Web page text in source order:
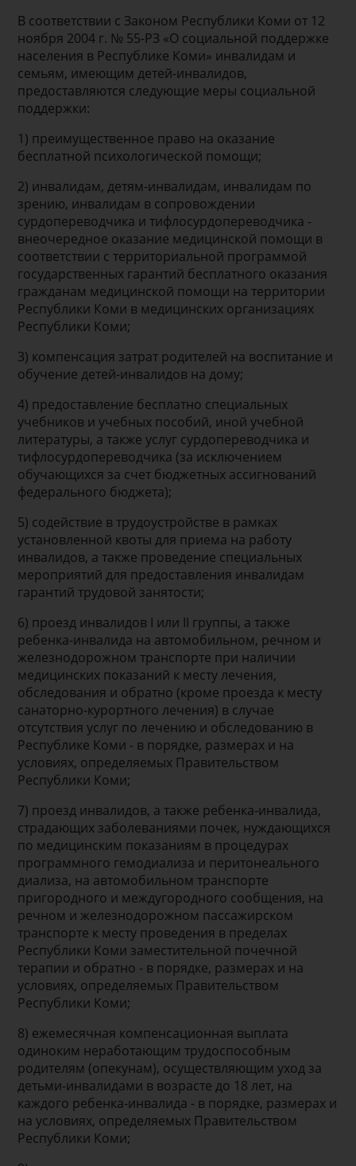
В соответствии с Законом Республики Коми от 12
ноября 2004 г. № 55-РЗ «О социальной поддержке
населения в Республике Коми» инвалидам и
семьям, имеющим детей-инвалидов,
предоставляются следующие меры социальной
поддержки:
1) преимущественное право на оказание
бесплатной психологической помощи;
2) инвалидам, детям-инвалидам, инвалидам по
зрению, инвалидам в сопровождении
сурдопереводчика и тифлосурдопереводчика -
внеочередное оказание медицинской помощи в
соответствии с территориальной программой
государственных гарантий бесплатного оказания
гражданам медицинской помощи на территории
Республики Коми в медицинских организациях
Республики Коми;
3) компенсация затрат родителей на воспитание и
обучение детей-инвалидов на дому;
4) предоставление бесплатно специальных
учебников и учебных пособий, иной учебной
литературы, а также услуг сурдопереводчика и
тифлосурдопереводчика (за исключением
обучающихся за счет бюджетных ассигнований
федерального бюджета);
5) содействие в трудоустройстве в рамках
установленной квоты для приема на работу
инвалидов, а также проведение специальных
мероприятий для предоставления инвалидам
гарантий трудовой занятости;
6) проезд инвалидов I или II группы, а также
ребенка-инвалида на автомобильном, речном и
железнодорожном транспорте при наличии
медицинских показаний к месту лечения,
обследования и обратно (кроме проезда к месту
санаторно-курортного лечения) в случае
отсутствия услуг по лечению и обследованию в
Республике Коми - в порядке, размерах и на
условиях, определяемых Правительством
Республики Коми;
7) проезд инвалидов, а также ребенка-инвалида,
страдающих заболеваниями почек, нуждающихся
по медицинским показаниям в процедурах
программного гемодиализа и перитонеального
диализа, на автомобильном транспорте
пригородного и междугородного сообщения, на
речном и железнодорожном пассажирском
транспорте к месту проведения в пределах
Республики Коми заместительной почечной
терапии и обратно - в порядке, размерах и на
условиях, определяемых Правительством
Республики Коми;
8) ежемесячная компенсационная выплата
одиноким неработающим трудоспособным
родителям (опекунам), осуществляющим уход за
детьми-инвалидами в возрасте до 18 лет, на
каждого ребенка-инвалида - в порядке, размерах и
на условиях, определяемых Правительством
Республики Коми;